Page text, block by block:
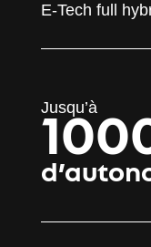
E-Tech full
Jusqu’à